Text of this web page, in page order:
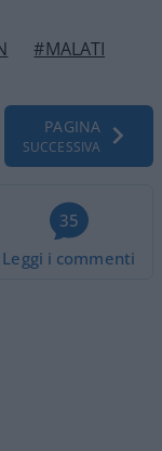
#MALATI
PAGINA
SUCCESSIVA
35
Leggi i commenti